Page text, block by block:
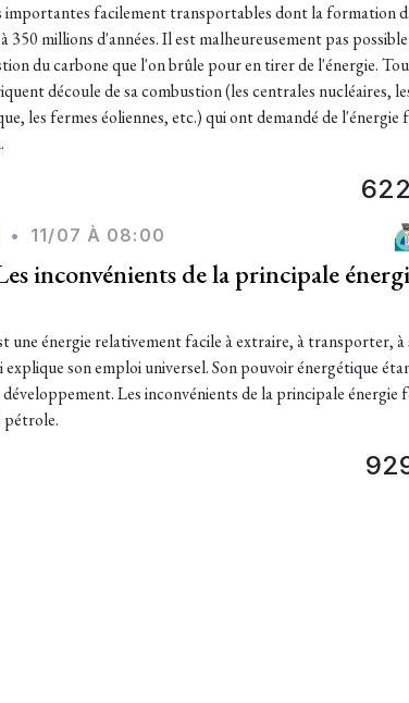
importantes facilement transportables dont la formation
350 millions d'années. Il est malheureusement pas
du carbone que l'on brûle pour en tirer de l'énergie.
découle de sa combustion (les centrales nucléaires,
les fermes éoliennes, etc.) qui ont demandé de l'énergie
• 11/07 À 08:00
inconvénients de la principale
une énergie relativement facile à extraire, à transporter,
explique son emploi universel. Son pouvoir énergétique
Les inconvénients de la principale énergie
pétrole.